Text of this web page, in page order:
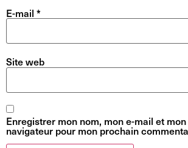
E-mail *
Site web
Enregistrer mon nom, mon e-mail et
navigateur pour mon prochain